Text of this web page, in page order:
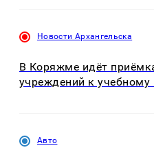
Новости Архангельска
В Коряжме идёт
учреждений к учебному
Авто